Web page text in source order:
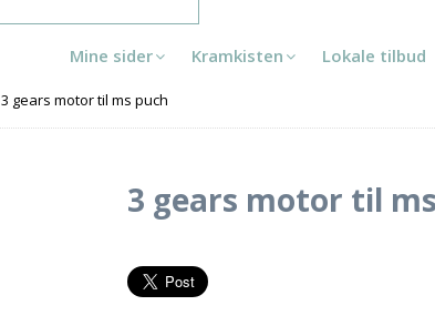
Mine sider Kramkisten Lokale tilbud
3 gears motor til ms puch
3 gears motor til